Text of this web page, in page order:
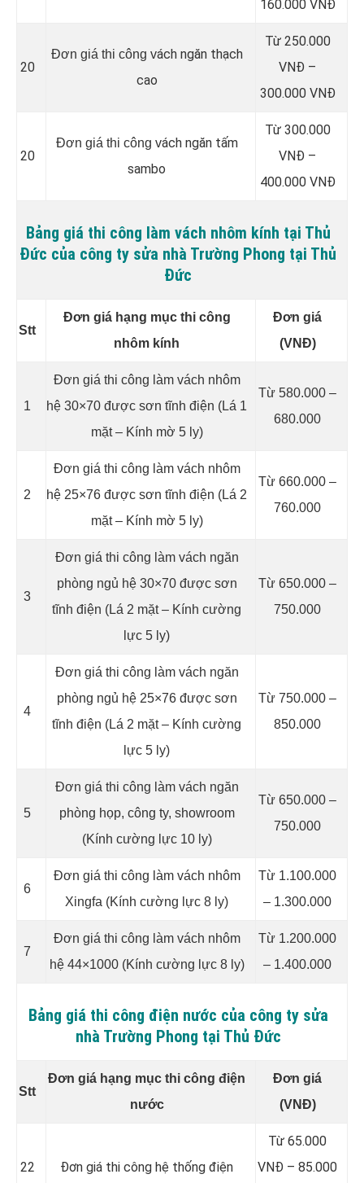
160.000 VNĐ
20
Đơn giá thi công vách ngăn thạch
cao
Từ 250.000
VNĐ –
300.000 VNĐ
20
Đơn giá thi công vách ngăn tấm
sambo
Từ 300.000
VNĐ –
400.000 VNĐ
Bảng giá thi công làm vách nhôm kính tại Thủ
Đức của công ty sửa nhà Trường Phong tại Thủ
Đức
Stt
Đơn giá hạng mục thi công
nhôm kính
Đơn giá
(VNĐ)
1
Đơn giá thi công làm vách nhôm
hệ 30×70 được sơn tĩnh điện (Lá 1
mặt – Kính mờ 5 ly)
Từ 580.000 –
680.000
2
Đơn giá thi công làm vách nhôm
hệ 25×76 được sơn tĩnh điện (Lá 2
mặt – Kính mờ 5 ly)
Từ 660.000 –
760.000
3
Đơn giá thi công làm vách ngăn
phòng ngủ hệ 30×70 được sơn
tĩnh điện (Lá 2 mặt – Kính cường
lực 5 ly)
Từ 650.000 –
750.000
4
Đơn giá thi công làm vách ngăn
phòng ngủ hệ 25×76 được sơn
tĩnh điện (Lá 2 mặt – Kính cường
lực 5 ly)
Từ 750.000 –
850.000
5
Đơn giá thi công làm vách ngăn
phòng họp, công ty, showroom
(Kính cường lực 10 ly)
Từ 650.000 –
750.000
6
Đơn giá thi công làm vách nhôm
Xingfa (Kính cường lực 8 ly)
Từ 1.100.000
– 1.300.000
7
Đơn giá thi công làm vách nhôm
hệ 44×1000 (Kính cường lực 8 ly)
Từ 1.200.000
– 1.400.000
Bảng giá thi công điện nước của công ty sửa
nhà Trường Phong tại Thủ Đức
Stt
Đơn giá hạng mục thi công điện
nước
Đơn giá
(VNĐ)
22 Đơn giá thi công hệ thống điện
Từ 65.000
VNĐ – 85.000